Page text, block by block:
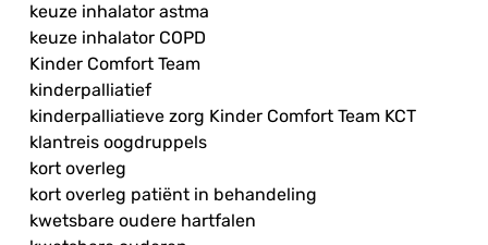
keuze inhalator astma
keuze inhalator COPD
Kinder Comfort Team
kinderpalliatief
kinderpalliatieve zorg Kinder Comfort Team KCT
klantreis oogdruppels
kort overleg
kort overleg patiënt in behandeling
kwetsbare oudere hartfalen